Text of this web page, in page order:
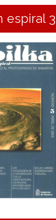
espiral 3